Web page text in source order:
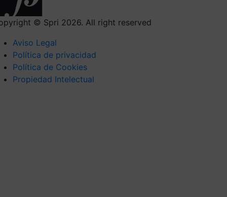
© Spri 2026. All right reserved
Aviso Legal
Política de privacidad
Política de Cookies
Propiedad Intelectual